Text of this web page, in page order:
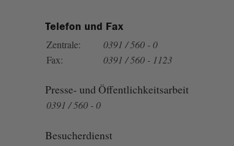
Telefon und Fax
Zentrale:
0391 / 560 - 0
Fax:
0391 / 560 - 1123
Presse- und Öffentlichkeitsarbeit
0391 / 560 - 0
Besucherdienst